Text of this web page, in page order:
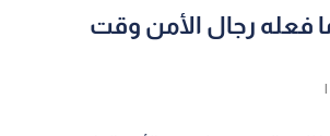
فعله رجال الأمن وقت
|